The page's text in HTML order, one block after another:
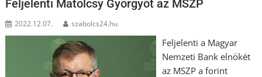
Feljelenti Matolcsy Györgyöt az MSZP
2022.12.07. szabolcs24.hu
Feljelenti a Magyar
Nemzeti Bank elnökét
az MSZP a forint